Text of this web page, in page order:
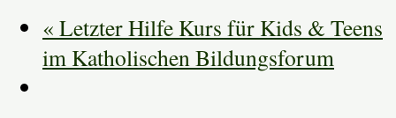
« Letzter Hilfe Kurs für Kids & Teens
im Katholischen Bildungsforum